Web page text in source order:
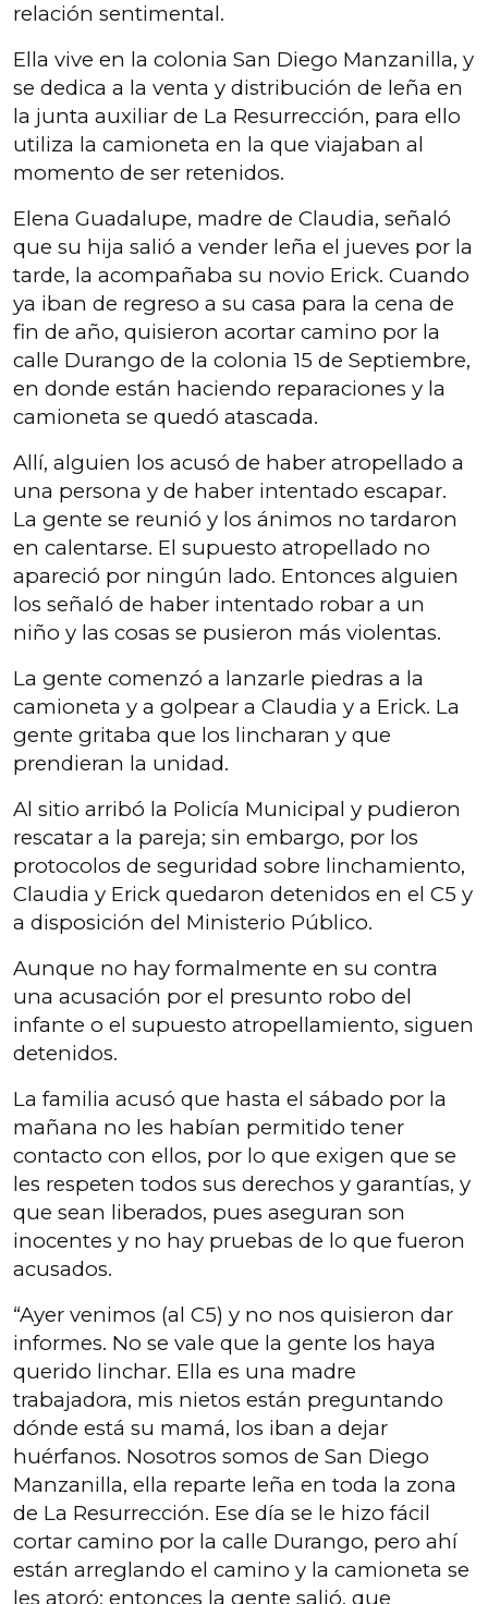
relación sentimental.
Ella vive en la colonia San Diego Manzanilla, y
se dedica a la venta y distribución de leña en
la junta auxiliar de La Resurrección, para ello
utiliza la camioneta en la que viajaban al
momento de ser retenidos.
Elena Guadalupe, madre de Claudia, señaló
que su hija salió a vender leña el jueves por la
tarde, la acompañaba su novio Erick. Cuando
ya iban de regreso a su casa para la cena de
fin de año, quisieron acortar camino por la
calle Durango de la colonia 15 de Septiembre,
en donde están haciendo reparaciones y la
camioneta se quedó atascada.
Allí, alguien los acusó de haber atropellado a
una persona y de haber intentado escapar.
La gente se reunió y los ánimos no tardaron
en calentarse. El supuesto atropellado no
apareció por ningún lado. Entonces alguien
los señaló de haber intentado robar a un
niño y las cosas se pusieron más violentas.
La gente comenzó a lanzarle piedras a la
camioneta y a golpear a Claudia y a Erick. La
gente gritaba que los lincharan y que
prendieran la unidad.
Al sitio arribó la Policía Municipal y pudieron
rescatar a la pareja; sin embargo, por los
protocolos de seguridad sobre linchamiento,
Claudia y Erick quedaron detenidos en el C5 y
a disposición del Ministerio Público.
Aunque no hay formalmente en su contra
una acusación por el presunto robo del
infante o el supuesto atropellamiento, siguen
detenidos.
La familia acusó que hasta el sábado por la
mañana no les habían permitido tener
contacto con ellos, por lo que exigen que se
les respeten todos sus derechos y garantías, y
que sean liberados, pues aseguran son
inocentes y no hay pruebas de lo que fueron
acusados.
“Ayer venimos (al C5) y no nos quisieron dar
informes. No se vale que la gente los haya
querido linchar. Ella es una madre
trabajadora, mis nietos están preguntando
dónde está su mamá, los iban a dejar
huérfanos. Nosotros somos de San Diego
Manzanilla, ella reparte leña en toda la zona
de La Resurrección. Ese día se le hizo fácil
cortar camino por la calle Durango, pero ahí
están arreglando el camino y la camioneta se
les atoró; entonces la gente salió, que